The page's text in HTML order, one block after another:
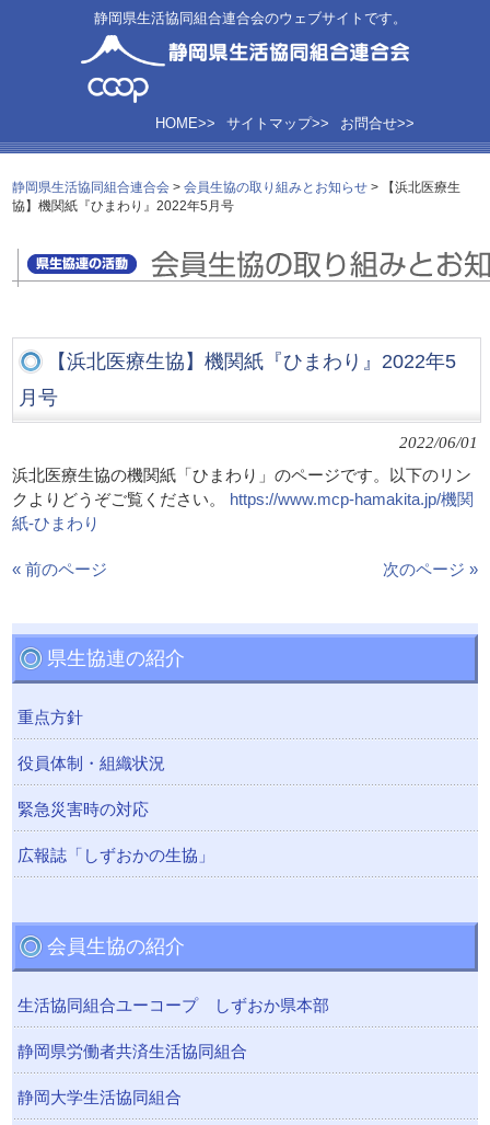
静岡県生活協同組合連合会のウェブサイトです。
お問合せ>>
サイトマップ>>
HOME>>
静岡県生活協同組合連合会 >会員生協の取り組みとお知らせ >
【浜北医療生
協】機関紙『ひまわり』2022年5月号
【浜北医療生協】機関紙『ひまわり』2022年5
月号
2022/06/01
浜北医療生協の機関紙「ひまわり」のページです。以下のリン
クよりどうぞご覧ください。
https://www.mcp-hamakita.jp/機関
紙-ひまわり
« 前のページ 次のページ »
県生協連の紹介
重点方針
役員体制・組織状況
緊急災害時の対応
広報誌「しずおかの生協」
会員生協の紹介
生活協同組合ユーコープ しずおか県本部
静岡県労働者共済生活協同組合
静岡大学生活協同組合